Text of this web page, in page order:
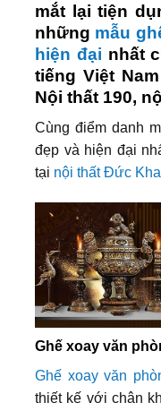
mắt lại tiện
những mẫu
hiện đại nhất
tiếng Việt
Nội thất 190,
Cùng điểm danh
đẹp và hiện đại
tại nội thất Đức
Ghế xoay văn
Ghế xoay văn
thiết kế với chân